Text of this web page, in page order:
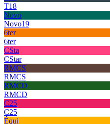
T18
Novo
Novo19
6ter
6ter
CSta
CStar
RMCS
RMCS
RMCD
RMCD
C25
C25
Équi